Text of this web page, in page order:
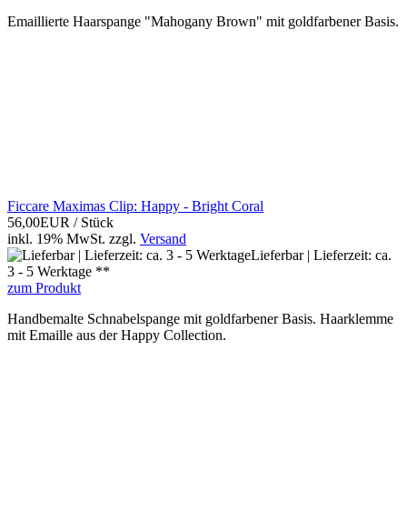
Emaillierte Haarspange "Mahogany Brown" mit goldfarbener Basis.
Ficcare Maximas Clip: Happy - Bright Coral
56,00EUR / Stück
inkl. 19% MwSt. zzgl. Versand
Lieferbar | Lieferzeit: ca.
3 - 5 Werktage **
zum Produkt
Handbemalte Schnabelspange mit goldfarbener Basis. Haarklemme
mit Emaille aus der Happy Collection.